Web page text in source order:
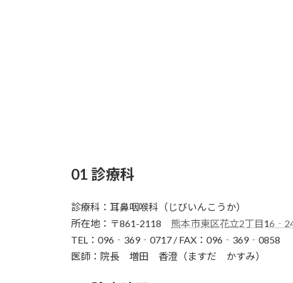
01 診療科
診療科：耳鼻咽喉科（じびいんこうか）
所在地：〒861-2118 熊本市東区花立2丁目1
TEL：096‐369‐0717 / FAX：096‐369‐0858
医師：院長 増田 香澄（ますだ かすみ）